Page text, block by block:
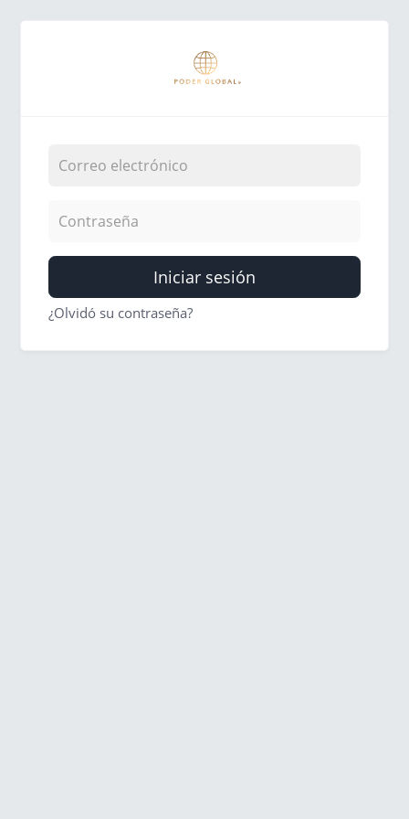
Iniciar sesión
¿Olvidó su contraseña?